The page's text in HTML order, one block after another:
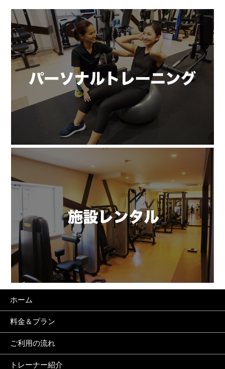
ホーム
料金＆プラン
ご利用の流れ
トレーナー紹介